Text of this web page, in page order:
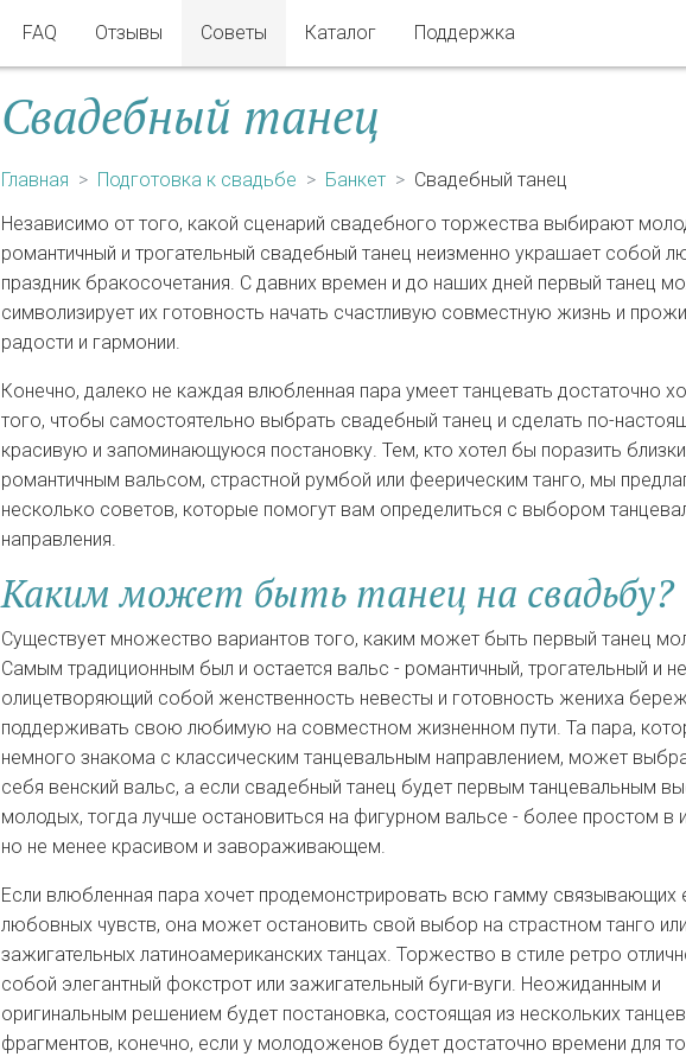
FAQ Отзывы Советы Каталог Поддержка
Свадебный танец
Главная Подготовка к свадьбе Банкет
Свадебный танец
Независимо от того, какой сценарий свадебного торжества выбирают
романтичный и трогательный свадебный танец неизменно украшает собой
праздник бракосочетания. С давних времен и до наших дней первый танец
символизирует их готовность начать счастливую совместную жизнь и
радости и гармонии.
Конечно, далеко не каждая влюбленная пара умеет танцевать достаточно
того, чтобы самостоятельно выбрать свадебный танец и сделать по-
красивую и запоминающуюся постановку. Тем, кто хотел бы поразить
романтичным вальсом, страстной румбой или феерическим танго, мы
несколько советов, которые помогут вам определиться с выбором
направления.
Каким может быть танец на свадьбу?
Существует множество вариантов того, каким может быть первый танец
Самым традиционным был и остается вальс - романтичный, трогательный и
олицетворяющий собой женственность невесты и готовность жениха
поддерживать свою любимую на совместном жизненном пути. Та пара,
немного знакома с классическим танцевальным направлением, может
себя венский вальс, а если свадебный танец будет первым танцевальным
молодых, тогда лучше остановиться на фигурном вальсе - более простом в
но не менее красивом и завораживающем.
Если влюбленная пара хочет продемонстрировать всю гамму связывающих
любовных чувств, она может остановить свой выбор на страстном танго или
зажигательных латиноамериканских танцах. Торжество в стиле ретро
собой элегантный фокстрот или зажигательный буги-вуги. Неожиданным и
оригинальным решением будет постановка, состоящая из нескольких
фрагментов, конечно, если у молодоженов будет достаточно времени для